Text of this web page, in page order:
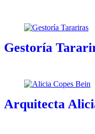
Gestoría
Arquitecta